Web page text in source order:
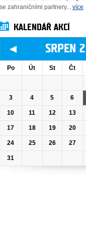
se zahraničními partnery... více
KALENDÁŘ AKCÍ
◄ SRPEN
Po Út St Čt
3 4 5 6
10 11 12 13
17 18 19 20
24 25 26 27
31